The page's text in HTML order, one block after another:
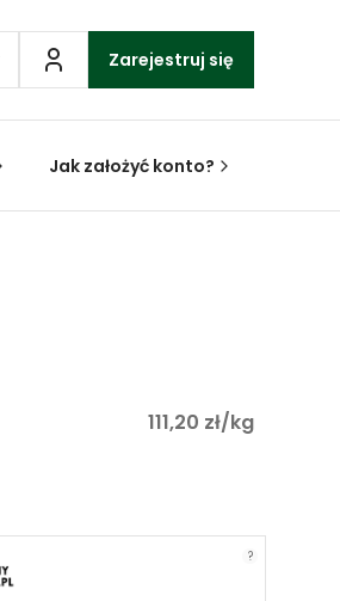
Zarejestruj się
Jak założyć konto?
111,20 zł/kg
?